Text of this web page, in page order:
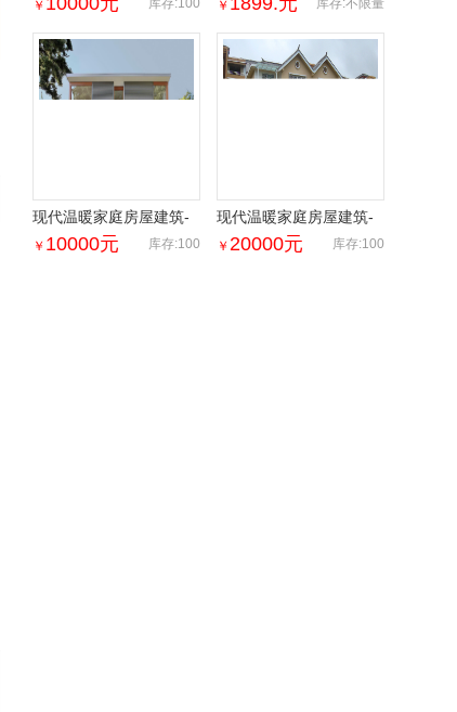
￥ 库存:100 ￥ 库存:不限量
现代温暖家庭房屋建筑-
充满了混凝土和木材细
￥ 10000元 库存:100
现代温暖家庭房屋建筑-
充满了混凝土和木材细
￥ 20000元 库存:100